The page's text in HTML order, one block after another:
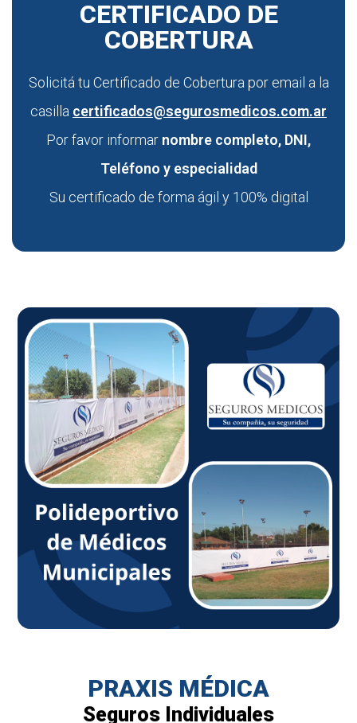
CERTIFICADO DE
COBERTURA
Solicitá tu Certificado de Cobertura por email a la
casilla certificados@segurosmedicos.com.ar
Por favor informar nombre completo, DNI,
Teléfono y especialidad
Su certificado de forma ágil y 100% digital
PRAXIS MÉDICA
Seguros Individuales